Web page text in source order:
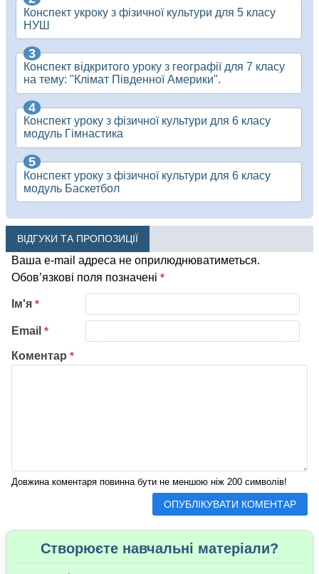
Конспект укроку з фізичної культури для 5 класу
НУШ
Конспект відкритого уроку з географії для 7 класу
на тему: "Клімат Південної Америки".
Конспект уроку з фізичної культури для 6 класу
модуль Гімнастика
Конспект уроку з фізичної культури для 6 класу
модуль Баскетбол
ВІДГУКИ ТА ПРОПОЗИЦІЇ
Ваша e-mail адреса не оприлюднюватиметься.
Обов’язкові поля позначені *
Коментар *
Довжина коментаря повинна бути не меншою ніж 200 символів!
Ім'я *
Email *
Створюєте навчальні матеріали?